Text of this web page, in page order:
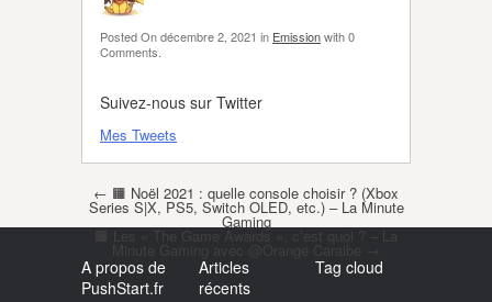
Posted Ondécembre 2, 2021 in Emissionwith0
Comments.
Suivez-nous sur Twitter
Mes Tweets
Post navigation
← 🟧 Noël 2021 : quelle console choisir ? (Xbox
Series S|X, PS5, Switch OLED, etc.) – La Minute
Gaming
A propos de
PushStart.fr
Articles
récents
Tag cloud